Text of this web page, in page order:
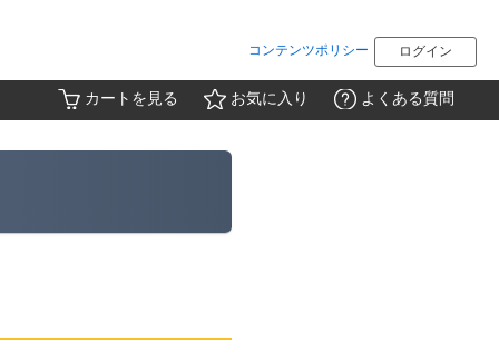
ログイン
コンテンツポリシー
カートを見る お気に入り よくある質問